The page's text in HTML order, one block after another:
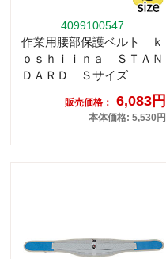
4099100547
作業用腰部保護ベルト ｋ
ｏｓｈｉｉｎａ ＳＴＡＮ
ＤＡＲＤ Ｓサイズ
販売価格： 6,083円
本体価格: 5,530円